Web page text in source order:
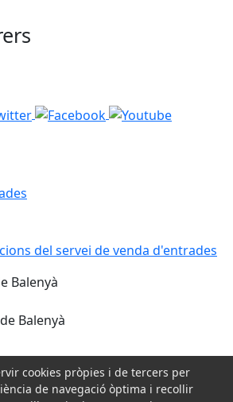
del servei de venda d'entrades
Balenyà
Balenyà
de:
cookies pròpies i de tercers per
de navegació òptima i recollir